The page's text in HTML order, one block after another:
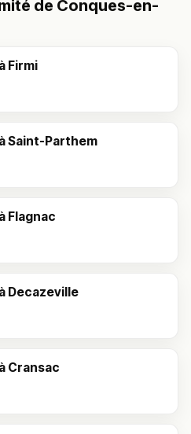
de Conques-en-
Firmi
Saint-Parthem
Flagnac
Decazeville
Cransac